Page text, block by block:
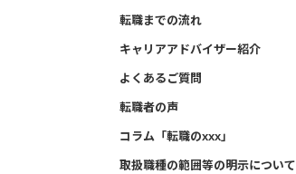
転職までの流れ
キャリアアドバイザー紹介
よくあるご質問
転職者の声
コラム「転職のxxx」
取扱職種の範囲等の明示について